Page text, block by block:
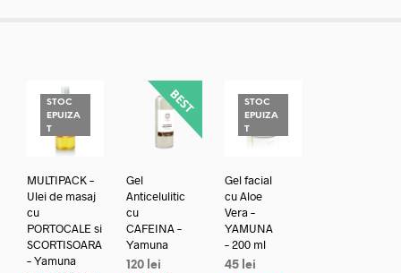
STOC
EPUIZA
T
MULTIPACK –
Ulei de masaj
cu
PORTOCALE si
SCORTISOARA
– Yamuna
Gel
Anticelulitic
cu
CAFEINA –
Yamuna
120 lei
STOC
EPUIZA
T
Gel facial
cu Aloe
Vera –
YAMUNA
– 200 ml
45 lei